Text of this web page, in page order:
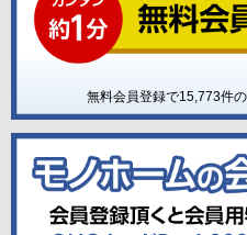
無料会員登録で15,773件